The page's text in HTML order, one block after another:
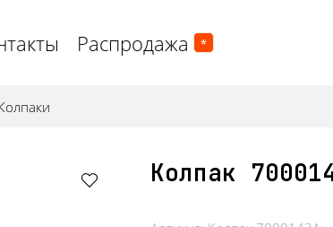
Распродажа *
Колпак